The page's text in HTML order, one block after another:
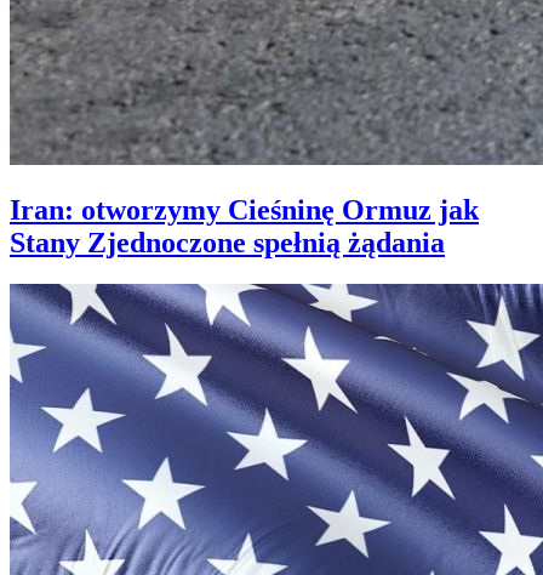
Iran: otworzymy Cieśninę Ormuz jak
Stany Zjednoczone spełnią żądania